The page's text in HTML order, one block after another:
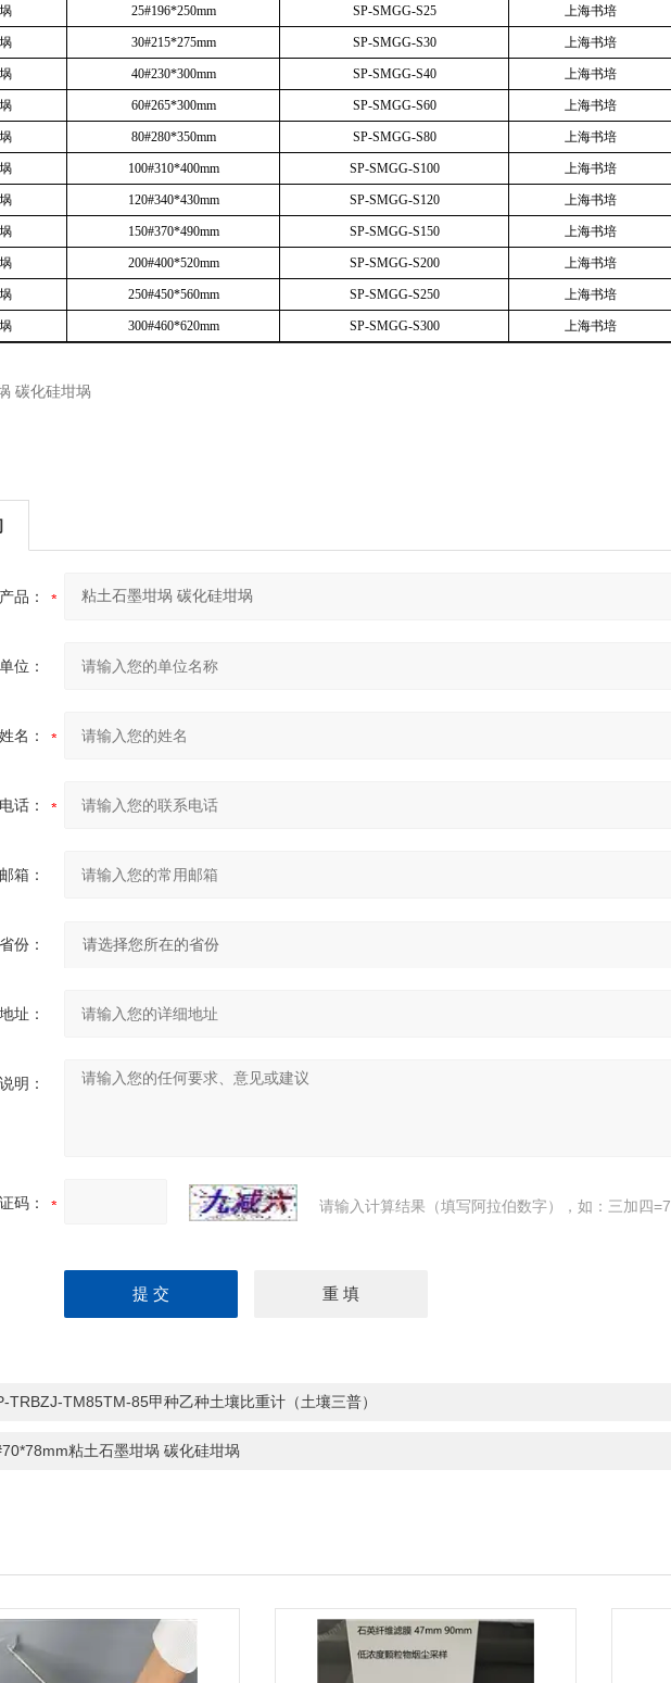
25#196*250mm SP-SMGG-S25 上海书培
30#215*275mm SP-SMGG-S30 上海书培
40#230*300mm SP-SMGG-S40 上海书培
60#265*300mm SP-SMGG-S60 上海书培
80#280*350mm SP-SMGG-S80 上海书培
100#310*400mm SP-SMGG-S100 上海书培
120#340*430mm SP-SMGG-S120 上海书培
150#370*490mm SP-SMGG-S150 上海书培
200#400*520mm SP-SMGG-S200 上海书培
250#450*560mm SP-SMGG-S250 上海书培
300#460*620mm SP-SMGG-S300 上海书培
产品：
位：
名：
话：
箱：
省份：
址：
明：
码： 请输入计算结果（填写阿拉伯数字），如：三加四=7
TRBZJ-TM85TM-85甲种乙种土壤比重计（土壤三普）
粘土石墨坩埚 碳化硅坩埚